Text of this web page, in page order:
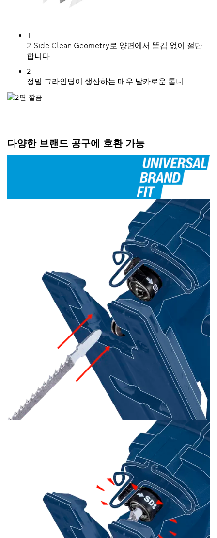
1
2-Side Clean Geometry로 양면에서 뜯김 없이 절단
합니다
2
정밀 그라인딩이 생산하는 매우 날카로운 톱니
다양한 브랜드 공구에 호환 가능